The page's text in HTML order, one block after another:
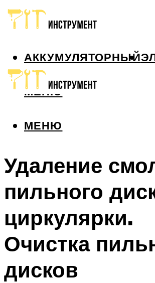
АККУМУЛЯТОРНЫЙ
МЕНЮ
МЕНЮ
Удаление
пильного
циркулярки.
Очистка
дисков